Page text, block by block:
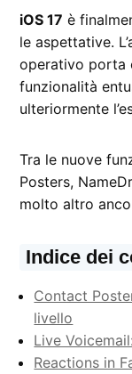
iOS 17 è
le aspettative.
operativo porta
funzionalità
ulteriormente
Tra le nuove
Posters,
molto altro
Indice dei
Contact
livello
Live
Reactions in